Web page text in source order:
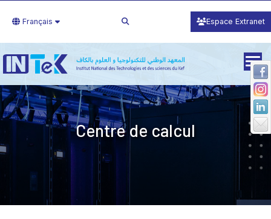
Français Espace Extranet
Centre de calcul